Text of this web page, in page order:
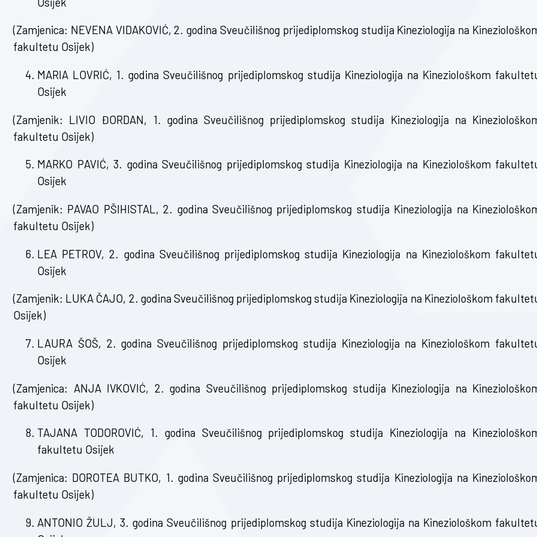
(Zamjenica: NEVENA VIDAKOVIĆ, 2. godina Sveučilišnog prijediplomskog studija Kineziologija na
fakultetu Osijek)
MARIA LOVRIĆ, 1. godina Sveučilišnog prijediplomskog studija Kineziologija na Kineziološkom
Osijek
(Zamjenik: LIVIO ĐORDAN, 1. godina Sveučilišnog prijediplomskog studija Kineziologija na
fakultetu Osijek)
MARKO PAVIĆ, 3. godina Sveučilišnog prijediplomskog studija Kineziologija na Kineziološkom
Osijek
(Zamjenik: PAVAO PŠIHISTAL, 2. godina Sveučilišnog prijediplomskog studija Kineziologija na
fakultetu Osijek)
LEA PETROV, 2. godina Sveučilišnog prijediplomskog studija Kineziologija na Kineziološkom
Osijek
(Zamjenik: LUKA ČAJO, 2. godina Sveučilišnog prijediplomskog studija Kineziologija na Kineziološkom
Osijek)
LAURA ŠOŠ, 2. godina Sveučilišnog prijediplomskog studija Kineziologija na Kineziološkom
Osijek
(Zamjenica: ANJA IVKOVIĆ, 2. godina Sveučilišnog prijediplomskog studija Kineziologija na
fakultetu Osijek)
TAJANA TODOROVIĆ, 1. godina Sveučilišnog prijediplomskog studija Kineziologija na
fakultetu Osijek
(Zamjenica: DOROTEA BUTKO, 1. godina Sveučilišnog prijediplomskog studija Kineziologija na
fakultetu Osijek)
ANTONIO ŽULJ, 3. godina Sveučilišnog prijediplomskog studija Kineziologija na Kineziološkom